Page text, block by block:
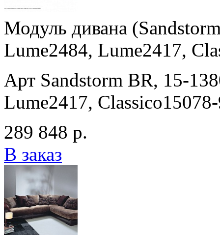
Модуль дивана
Lume2484, Lume2417,
Арт Sandstorm BR, 15-
Lume2417,
289 848 р.
В заказ